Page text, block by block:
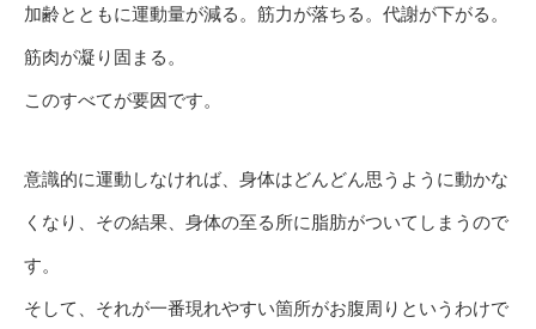
加齢とともに運動量が減る。筋力が落ちる。代謝が下がる。
筋肉が凝り固まる。
このすべてが要因です。
意識的に運動しなければ、身体はどんどん思うように動かな
くなり、その結果、身体の至る所に脂肪がついてしまうので
す。
そして、それが一番現れやすい箇所がお腹周りというわけで